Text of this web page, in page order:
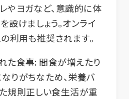
やヨガなど、意識的に体
設けましょう。オンライ
の利用も推奨されます。
た食事: 間食が増えたり
りがちなため、栄養バ
規則正しい食生活が重